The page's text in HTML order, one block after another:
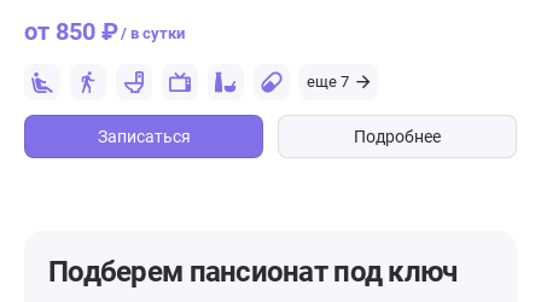
от 850 ₽/ в сутки
еще 7
Записаться Подробнее
Подберем пансионатпод ключ